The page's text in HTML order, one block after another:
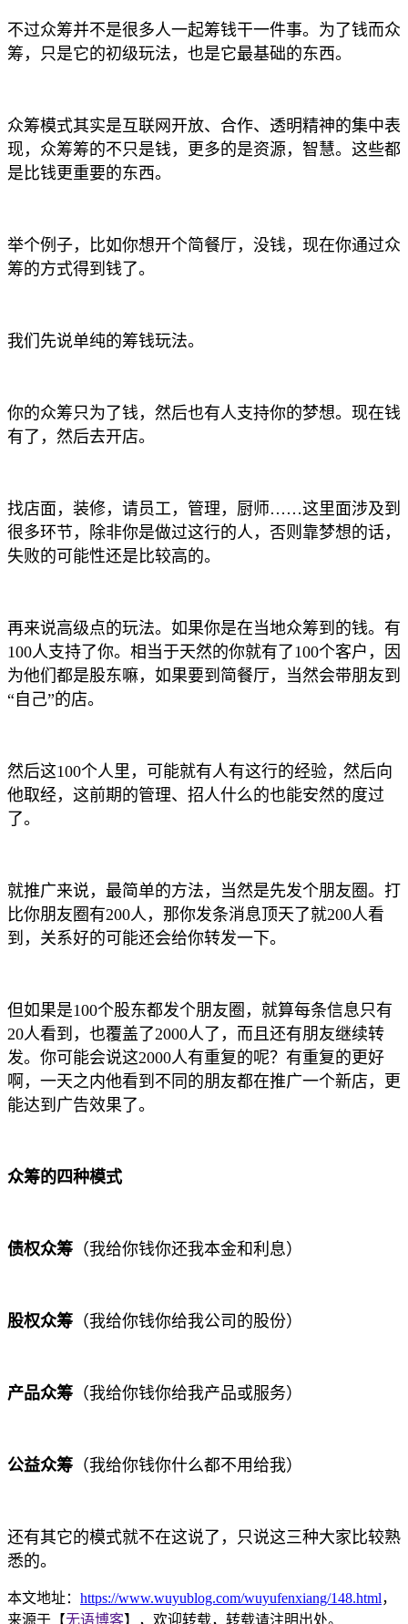
不过众筹并不是很多人一起筹钱干一件事。为了钱而众
筹，只是它的初级玩法，也是它最基础的东西。
众筹模式其实是互联网开放、合作、透明精神的集中表
现，众筹筹的不只是钱，更多的是资源，智慧。这些都
是比钱更重要的东西。
举个例子，比如你想开个简餐厅，没钱，现在你通过众
筹的方式得到钱了。
我们先说单纯的筹钱玩法。
你的众筹只为了钱，然后也有人支持你的梦想。现在钱
有了，然后去开店。
找店面，装修，请员工，管理，厨师……这里面涉及到
很多环节，除非你是做过这行的人，否则靠梦想的话，
失败的可能性还是比较高的。
再来说高级点的玩法。如果你是在当地众筹到的钱。有
100人支持了你。相当于天然的你就有了100个客户，因
为他们都是股东嘛，如果要到简餐厅，当然会带朋友到
“自己”的店。
然后这100个人里，可能就有人有这行的经验，然后向
他取经，这前期的管理、招人什么的也能安然的度过
了。
就推广来说，最简单的方法，当然是先发个朋友圈。打
比你朋友圈有200人，那你发条消息顶天了就200人看
到，关系好的可能还会给你转发一下。
但如果是100个股东都发个朋友圈，就算每条信息只有
20人看到，也覆盖了2000人了，而且还有朋友继续转
发。你可能会说这2000人有重复的呢？有重复的更好
啊，一天之内他看到不同的朋友都在推广一个新店，更
能达到广告效果了。
众筹的四种模式
债权众筹 （我给你钱你还我本金和利息）
股权众筹 （我给你钱你给我公司的股份）
产品众筹 （我给你钱你给我产品或服务）
公益众筹 （我给你钱你什么都不用给我）
还有其它的模式就不在这说了，只说这三种大家比较熟
悉的。
本文地址： https://www.wuyublog.com/wuyufenxiang/148.html，
来源于【无语博客】，欢迎转载，转载请注明出处。